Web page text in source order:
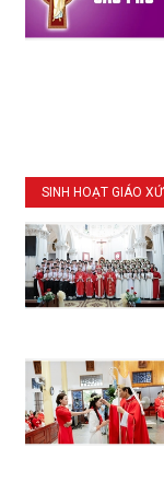
SINH HOẠT GIÁO XỨ